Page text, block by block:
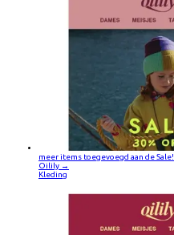
meer items toegevoegd aan de Sale!
Oilily →
Kleding